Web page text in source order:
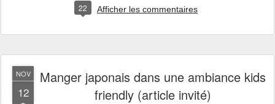
22 Afficher les commentaires
NOV
12
Manger japonais dans une ambiance kids
friendly (article invité)